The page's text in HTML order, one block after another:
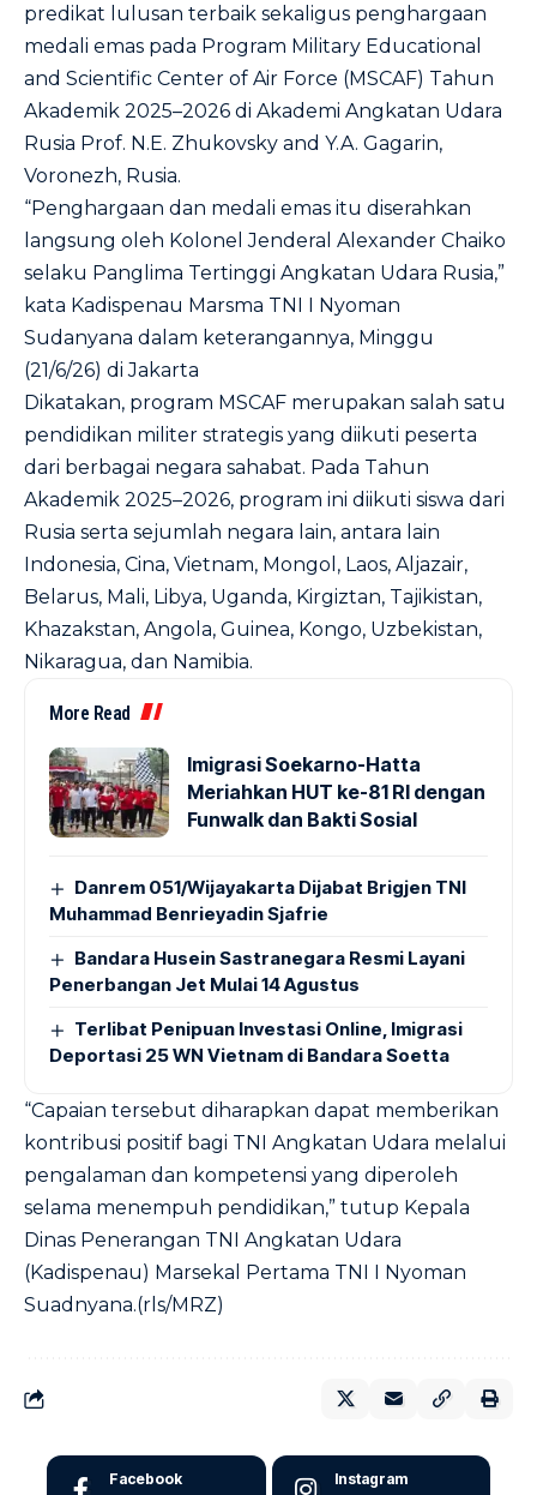
predikat lulusan terbaik sekaligus penghargaan
medali emas pada Program Military Educational
and Scientific Center of Air Force (MSCAF) Tahun
Akademik 2025–2026 di Akademi Angkatan Udara
Rusia Prof. N.E. Zhukovsky and Y.A. Gagarin,
Voronezh, Rusia.
“Penghargaan dan medali emas itu diserahkan
langsung oleh Kolonel Jenderal Alexander Chaiko
selaku Panglima Tertinggi Angkatan Udara Rusia,”
kata Kadispenau Marsma TNI I Nyoman
Sudanyana dalam keterangannya, Minggu
(21/6/26) di Jakarta
Dikatakan, program MSCAF merupakan salah satu
pendidikan militer strategis yang diikuti peserta
dari berbagai negara sahabat. Pada Tahun
Akademik 2025–2026, program ini diikuti siswa dari
Rusia serta sejumlah negara lain, antara lain
Indonesia, Cina, Vietnam, Mongol, Laos, Aljazair,
Belarus, Mali, Libya, Uganda, Kirgiztan, Tajikistan,
Khazakstan, Angola, Guinea, Kongo, Uzbekistan,
Nikaragua, dan Namibia.
More Read
Imigrasi Soekarno-Hatta
Meriahkan HUT ke-81 RI dengan
Funwalk dan Bakti Sosial
Danrem 051/Wijayakarta Dijabat Brigjen TNI
Muhammad Benrieyadin Sjafrie
Bandara Husein Sastranegara Resmi Layani
Penerbangan Jet Mulai 14 Agustus
Terlibat Penipuan Investasi Online, Imigrasi
Deportasi 25 WN Vietnam di Bandara Soetta
“Capaian tersebut diharapkan dapat memberikan
kontribusi positif bagi TNI Angkatan Udara melalui
pengalaman dan kompetensi yang diperoleh
selama menempuh pendidikan,” tutup Kepala
Dinas Penerangan TNI Angkatan Udara
(Kadispenau) Marsekal Pertama TNI I Nyoman
Suadnyana.(rls/MRZ)
Facebook Instagram